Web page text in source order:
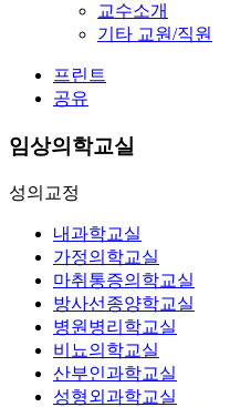
교수소개
기타 교원/직원
프린트
공유
임상의학교실
성의교정
내과학교실
가정의학교실
마취통증의학교실
방사선종양학교실
병원병리학교실
비뇨의학교실
산부인과학교실
성형외과학교실